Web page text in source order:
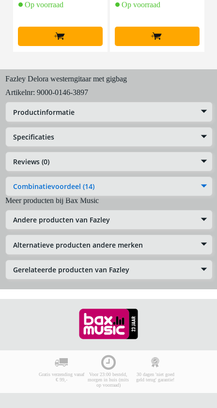
Op voorraad
+
Op voorraad
+
Fazley Delora westerngitaar met gigbag
Artikelnr: 9000-0146-3897
Productinformatie
Specificaties
Reviews (0)
Combinatievoordeel (14)
Meer producten bij Bax Music
Andere producten van Fazley
Alternatieve producten andere merken
Gerelateerde producten van Fazley
Gratis verzending vanaf
€ 99,-
Voor 23:00 besteld,
morgen in huis (mits
op voorraad)
30 dagen 'niet goed
geld terug' garantie!